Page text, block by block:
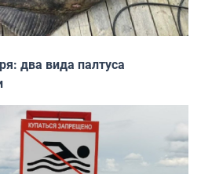
два вида палтуса